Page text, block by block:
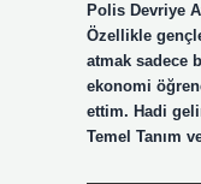
Polis Devriye
Özellikle
atmak sadece
ekonomi
ettim. Hadi
Temel Tanım